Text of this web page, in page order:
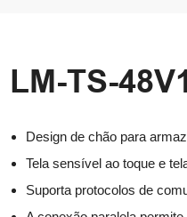
LM-TS-
Design de chão para
Tela sensível ao toque e
Suporta protocolos de